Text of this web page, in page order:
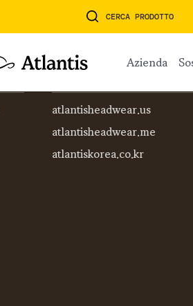
CERCA PRODOTTO
azienda
atlantisheadwear.us
atlantisheadwear.me
atlantiskorea.co.kr